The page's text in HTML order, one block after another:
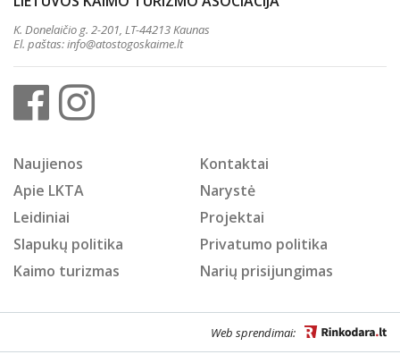
K. Donelaičio g. 2-201, LT-44213 Kaunas
El. paštas:info@atostogoskaime.lt
Naujienos
Kontaktai
Apie LKTA
Narystė
Leidiniai
Projektai
Slapukų politika
Privatumo politika
Kaimo turizmas
Narių prisijungimas
Web sprendimai: